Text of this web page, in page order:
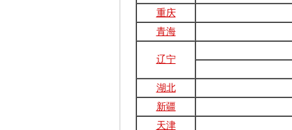
重庆
青海
辽宁
湖北
新疆
天津